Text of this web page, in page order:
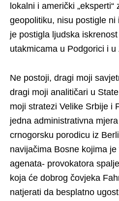
lokalni i američki „eksperti“
geopolitiku, nisu postigle ni
je postigla ljudska
utakmicama u Podgorici i u
Ne postoji, dragi moji
dragi moji analitičari u
moji stratezi Velike Srbije i
jedna administrativna
crnogorsku porodicu iz
navijačima Bosne kojima
agenata- provokatora
koja će dobrog čovjeka
natjerati da besplatno